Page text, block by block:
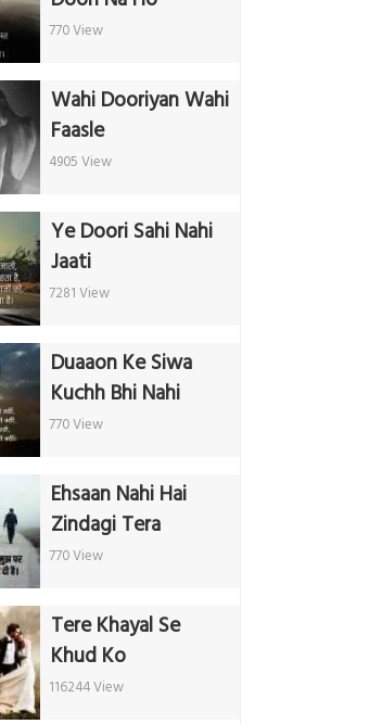
770 View
Wahi Dooriyan Wahi
Faasle
4905 View
Ye Doori Sahi Nahi
Jaati
7281 View
Duaaon Ke Siwa
Kuchh Bhi Nahi
770 View
Ehsaan Nahi Hai
Zindagi Tera
770 View
Tere Khayal Se
Khud Ko
116244 View